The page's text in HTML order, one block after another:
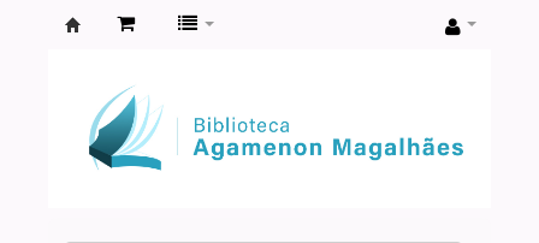
Agamenon
Magalhães